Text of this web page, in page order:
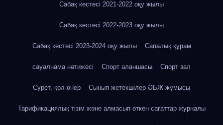
Сабақ кестесі 2021-2022 оқу жылы
Сабақ кестесі 2022-2023 оқу жылы
Сабақ кестесі 2023-2024 оқу жылы Сапалық құрам
сауалнама нәтижесі Спорт аланшасы Спорт зал
Сурет, қол-өнер Сынып жетекшілер ӘБЖ жұмысы
Тарификациялық тізім және алмасып өткен сағаттар журналы